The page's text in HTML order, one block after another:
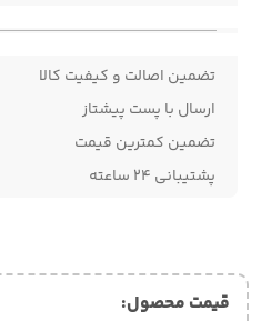
تضمین اصالت و کیفیت کالا
ارسال با پست پیشتاز
تضمین کمترین قیمت
پشتیبانی ۲۴ ساعته
قیمت محصول:​